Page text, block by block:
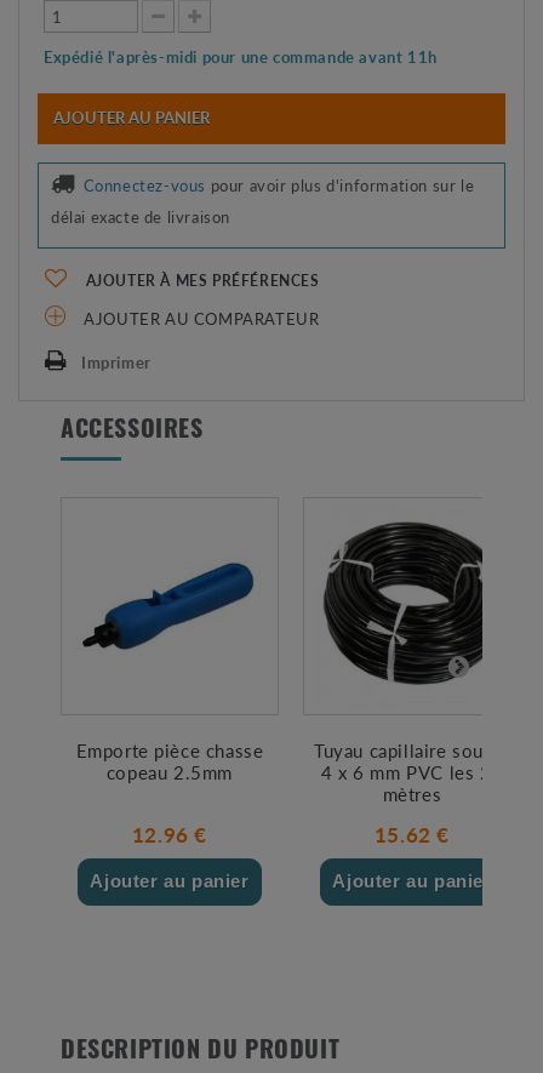
Expédié l'après-midi pour une commande avant 11h
AJOUTER AU PANIER
Connectez-vous pour avoir plus d'information sur le
délai exacte de livraison
AJOUTER À MES PRÉFÉRENCES
AJOUTER AU COMPARATEUR
Imprimer
ACCESSOIRES
Emporte pièce chasse
copeau 2.5mm
12.96 €
Ajouter au panier
Tuyau capillaire souple
4 x 6 mm PVC les 25
mètres
15.62 €
Ajouter au panier
DESCRIPTION DU PRODUIT